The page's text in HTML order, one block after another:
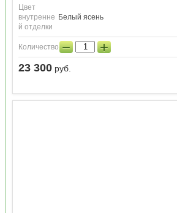
Цвет
внутренне
й отделки
Белый ясень
Количество:− +
23 300 руб.